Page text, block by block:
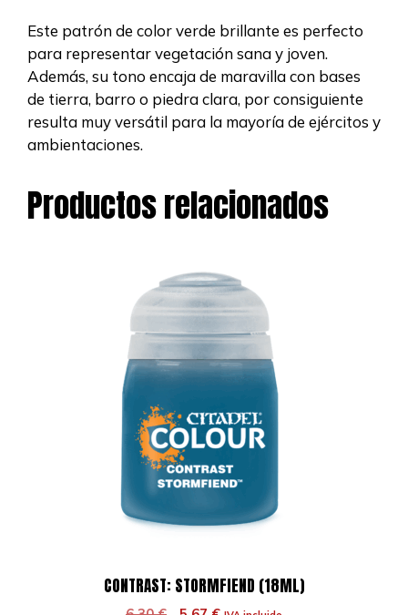
Este patrón de color verde brillante es perfecto
para representar vegetación sana y joven.
Además, su tono encaja de maravilla con bases
de tierra, barro o piedra clara, por consiguiente
resulta muy versátil para la mayoría de ejércitos y
ambientaciones.
Productos relacionados
CONTRAST: STORMFIEND (18ML)